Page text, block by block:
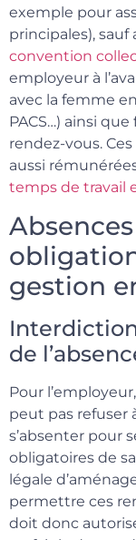
exemple pour
principales), sauf
convention
employeur à
avec la femme
PACS…) ainsi
rendez-vous.
aussi
temps de travail
gestion
de
Pour
peut pas refuser
s’absenter pour
obligatoires de
légale
permettre ces
doit donc